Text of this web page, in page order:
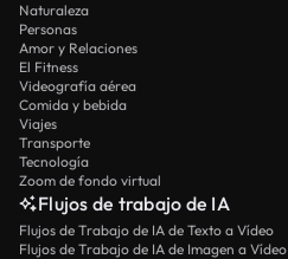
Naturaleza
Personas
Amor y Relaciones
El Fitness
Videografía aérea
Comida y bebida
Viajes
Transporte
Tecnología
Zoom de fondo virtual
Flujos de trabajo de IA
Flujos de Trabajo de IA de Texto a Vídeo
Flujos de Trabajo de IA de Imagen a Vídeo